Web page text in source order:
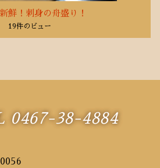
鮮！刺身の舟盛り！
19件のビュー
0467-38-4884